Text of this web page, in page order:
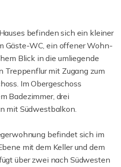
befinden sich ein kleiner
Gäste-WC, ein offener Wohn-
Blick in die umliegende
Treppenflur mit Zugang zum
Im Obergeschoss
Badezimmer, drei
mit Südwestbalkon.
befindet sich im
mit dem Keller und dem
über zwei nach Südwesten